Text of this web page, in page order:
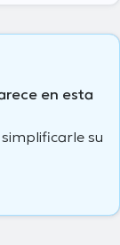
en esta
su